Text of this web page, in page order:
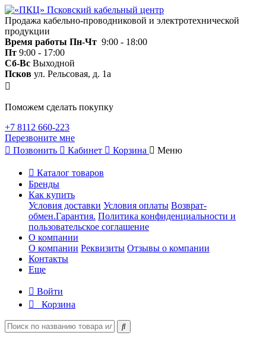
Продажа кабельно-проводниковой и электротехнической
продукции
Время работы Пн-Чт 9:00 - 18:00
Пт 9:00 - 17:00
Сб-Вс Выходной
Псков ул. Рельсовая, д. 1а
Поможем сделать покупку
+7 8112 660-223
Перезвоните мне
Позвонить
Кабинет Корзина Меню
Каталог товаров
Бренды
Как купить
Условия доставки Условия оплаты Возврат-
обмен.Гарантия. Политика конфиденциальности и
пользовательское соглашение
О компании
О компании Реквизиты Отзывы о компании
Контакты
Еще
Войти
Корзина